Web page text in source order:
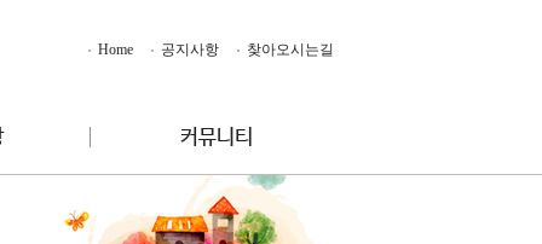
Home 공지사항 찾아오시는길